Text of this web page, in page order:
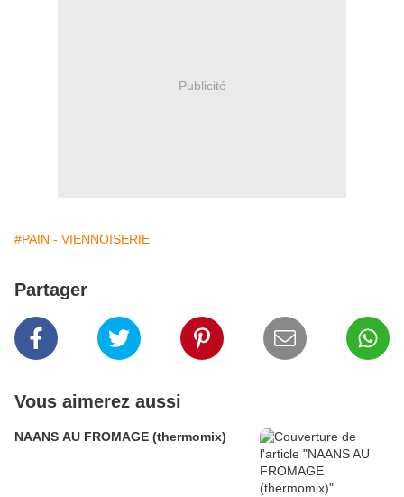
Publicité
#PAIN - VIENNOISERIE
Partager
Vous aimerez aussi
NAANS AU FROMAGE (thermomix)